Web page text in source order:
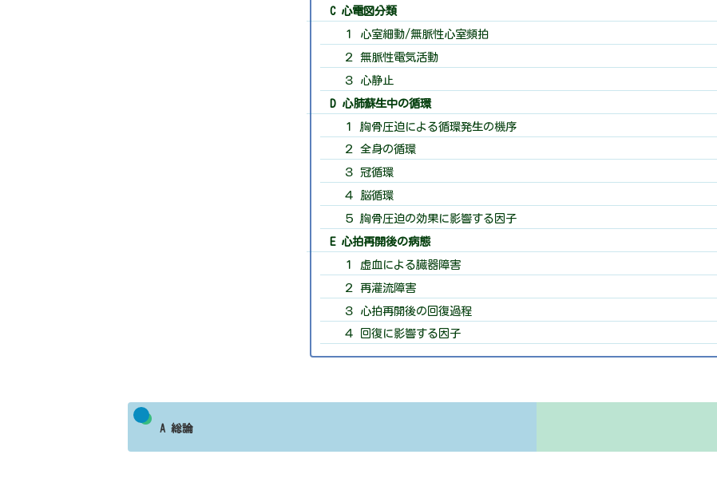
C 心電図分類
１ 心室細動/無脈性心室頻拍
２ 無脈性電気活動
３ 心静止
D 心肺蘇生中の循環
１ 胸骨圧迫による循環発生の機序
２ 全身の循環
３ 冠循環
４ 脳循環
５ 胸骨圧迫の効果に影響する因子
E 心拍再開後の病態
１ 虚血による臓器障害
２ 再灌流障害
３ 心拍再開後の回復過程
４ 回復に影響する因子
A 総論